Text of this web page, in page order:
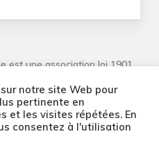
est une association loi 1901
notre site Web pour
pertinente en
et les visites répétées. En
consentez à l'utilisation